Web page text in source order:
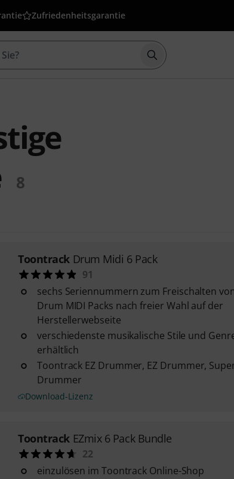
Zufriedenheitsgarantie
Suche mit
8
Toontrack Drum Midi 6 Pack
91
sechs Seriennummern zum Freischalten
Drum MIDI Packs nach freier Wahl auf der
Herstellerwebseite
verschiedenste musikalische Stile und
erhältlich
Toontrack EZ Drummer, EZ Drummer,
Drummer
Download-Lizenz
Toontrack EZmix 6 Pack Bundle
22
einzulösen im Toontrack Online-Shop